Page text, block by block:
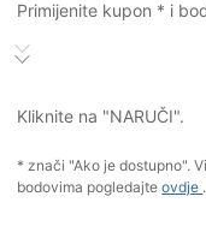
Primijenite kupon * i
Kliknite na "NARUČI".
* znači "Ako je dostupno".
bodovima pogledajteovdje .